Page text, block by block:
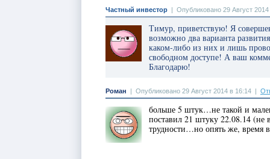
Частный инвестор | Опубликовано 29 Август
Тимур, приветствую! Я
возможно два варианта
каком-либо из них и лишь
свободном доступе! А ваш
Благодарю!
Роман | Опубликовано 29 Август 2014 в 16:14 |
больше 5 штук…не такой и
поставил 21 штуку 22.08.14
трудности…но опять же, время